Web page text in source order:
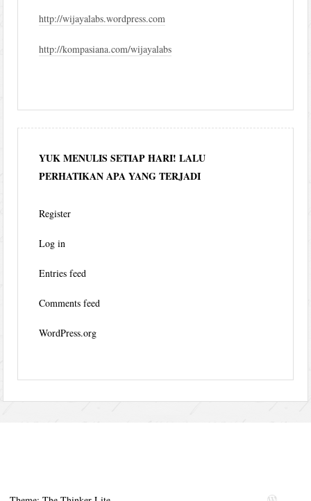
http://wijayalabs.wordpress.com
http://kompasiana.com/wijayalabs
YUK MENULIS SETIAP HARI! LALU
PERHATIKAN APA YANG TERJADI
Register
Log in
Entries feed
Comments feed
WordPress.org